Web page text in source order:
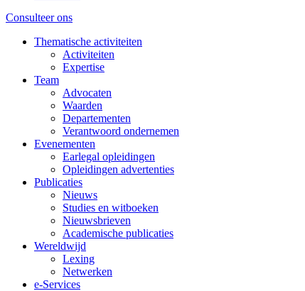
Consulteer ons
Thematische activiteiten
Activiteiten
Expertise
Team
Advocaten
Waarden
Departementen
Verantwoord ondernemen
Evenementen
Earlegal opleidingen
Opleidingen advertenties
Publicaties
Nieuws
Studies en witboeken
Nieuwsbrieven
Academische publicaties
Wereldwijd
Lexing
Netwerken
e-Services